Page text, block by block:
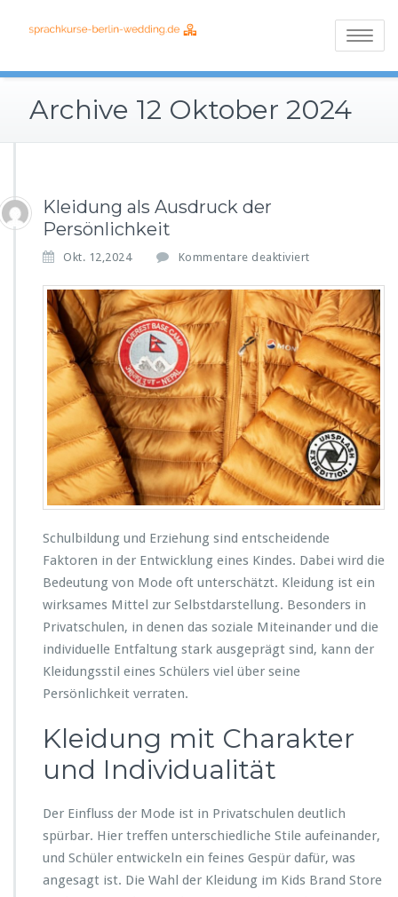
berlin-
wedding.de
Schulsysteme
Toggle
Archive 12 Oktober 2024
Kleidung als Ausdruck der
Persönlichkeit
Okt. 12,2024 Kommentare deaktiviert
r
K
l
e
i
d
u
n
g
a
l
s
A
s
d
c
k
r
s
c
h
k
Schulbildung und Erziehung sind entscheidende
Faktoren in der Entwicklung eines Kindes. Dabei wird die
Bedeutung von Mode oft unterschätzt. Kleidung ist ein
wirksames Mittel zur Selbstdarstellung. Besonders in
Privatschulen, in denen das soziale Miteinander und die
individuelle Entfaltung stark ausgeprägt sind, kann der
Kleidungsstil eines Schülers viel über seine
Persönlichkeit verraten.
Kleidung mit Charakter
und Individualität
Der Einfluss der Mode ist in Privatschulen deutlich
spürbar. Hier treffen unterschiedliche Stile aufeinander,
und Schüler entwickeln ein feines Gespür dafür, was
angesagt ist. Die Wahl der Kleidung im Kids Brand Store